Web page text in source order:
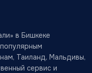
в Бишкеке
Таиланд, Мальдивы,
сервис и